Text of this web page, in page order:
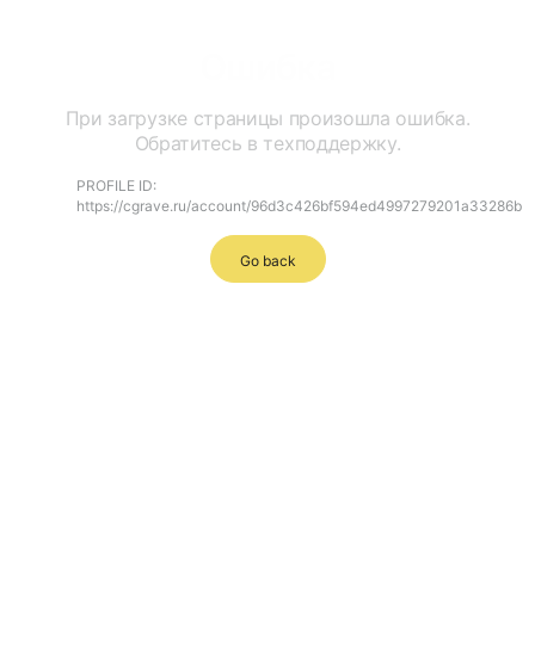
При загрузке страницы произошла ошибка.
Обратитесь в техподдержку.
PROFILE ID:
https://cgrave.ru/account/96d3c426bf594ed4997279201a33286b
Go back